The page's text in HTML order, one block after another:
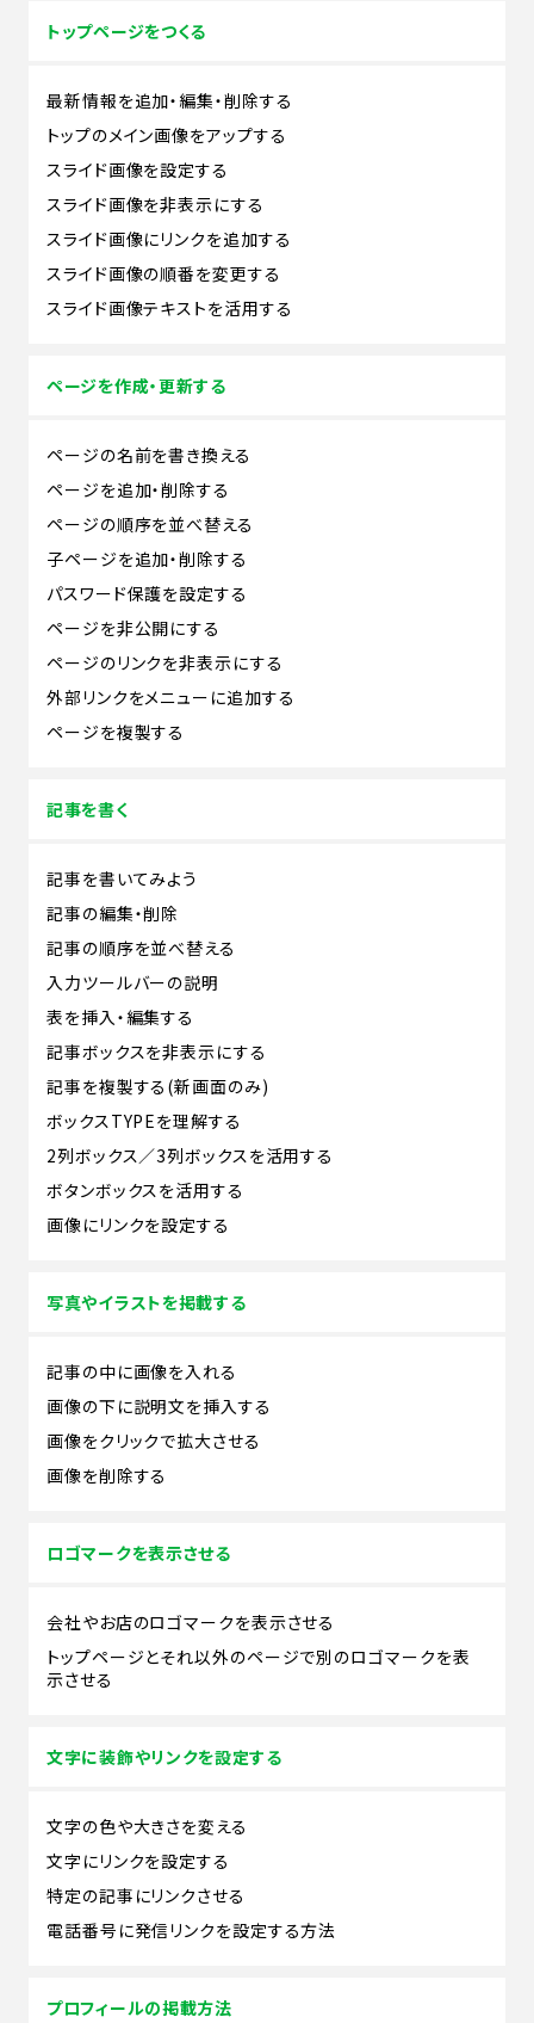
トップページをつくる
最新情報を追加・編集・削除する
トップのメイン画像をアップする
スライド画像を設定する
スライド画像を非表示にする
スライド画像にリンクを追加する
スライド画像の順番を変更する
スライド画像テキストを活用する
ページを作成・更新する
ページの名前を書き換える
ページを追加・削除する
ページの順序を並べ替える
子ページを追加・削除する
パスワード保護を設定する
ページを非公開にする
ページのリンクを非表示にする
外部リンクをメニューに追加する
ページを複製する
記事を書く
記事を書いてみよう
記事の編集・削除
記事の順序を並べ替える
入力ツールバーの説明
表を挿入・編集する
記事ボックスを非表示にする
記事を複製する(新画面のみ)
ボックスTYPEを理解する
2列ボックス／3列ボックスを活用する
ボタンボックスを活用する
画像にリンクを設定する
写真やイラストを掲載する
記事の中に画像を入れる
画像の下に説明文を挿入する
画像をクリックで拡大させる
画像を削除する
ロゴマークを表示させる
会社やお店のロゴマークを表示させる
トップページとそれ以外のページで別のロゴマークを表
示させる
文字に装飾やリンクを設定する
文字の色や大きさを変える
文字にリンクを設定する
特定の記事にリンクさせる
電話番号に発信リンクを設定する方法
プロフィールの掲載方法